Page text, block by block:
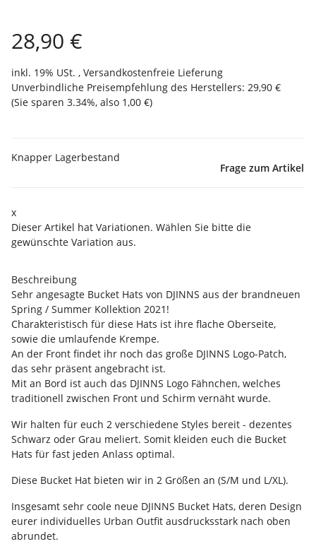
28,90 €
inkl. 19% USt. , Versandkostenfreie Lieferung
Unverbindliche Preisempfehlung des Herstellers: 29,90 €
(Sie sparen 3.34%, also 1,00 €)
Knapper Lagerbestand
Frage zum Artikel
x
Dieser Artikel hat Variationen. Wählen Sie bitte die
gewünschte Variation aus.
Beschreibung
Sehr angesagte Bucket Hats von DJINNS aus der brandneuen
Spring / Summer Kollektion 2021!
Charakteristisch für diese Hats ist ihre flache Oberseite,
sowie die umlaufende Krempe.
An der Front findet ihr noch das große DJINNS Logo-Patch,
das sehr präsent angebracht ist.
Mit an Bord ist auch das DJINNS Logo Fähnchen, welches
traditionell zwischen Front und Schirm vernäht wurde.
Wir halten für euch 2 verschiedene Styles bereit - dezentes
Schwarz oder Grau meliert. Somit kleiden euch die Bucket
Hats für fast jeden Anlass optimal.
Diese Bucket Hat bieten wir in 2 Größen an (S/M und L/XL).
Insgesamt sehr coole neue DJINNS Bucket Hats, deren Design
eurer individuelles Urban Outfit ausdrucksstark nach oben
abrundet.